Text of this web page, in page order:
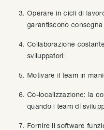
Operare in cicli di
garantiscono
Collaborazione
sviluppatori
Motivare il team in
Co-localizzazione: la
quando i team di
Fornire il software